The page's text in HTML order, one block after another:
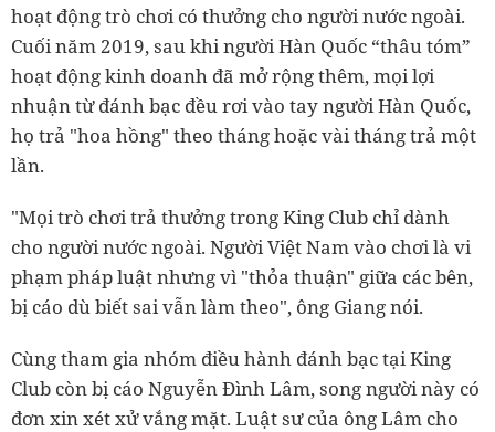
hoạt động trò chơi có thưởng cho người nước ngoài.
Cuối năm 2019, sau khi người Hàn Quốc “thâu tóm”
hoạt động kinh doanh đã mở rộng thêm, mọi lợi
nhuận từ đánh bạc đều rơi vào tay người Hàn Quốc,
họ trả "hoa hồng" theo tháng hoặc vài tháng trả một
lần.
"Mọi trò chơi trả thưởng trong King Club chỉ dành
cho người nước ngoài. Người Việt Nam vào chơi là vi
phạm pháp luật nhưng vì "thỏa thuận" giữa các bên,
bị cáo dù biết sai vẫn làm theo", ông Giang nói.
Cùng tham gia nhóm điều hành đánh bạc tại King
Club còn bị cáo Nguyễn Đình Lâm, song người này có
đơn xin xét xử vắng mặt. Luật sư của ông Lâm cho